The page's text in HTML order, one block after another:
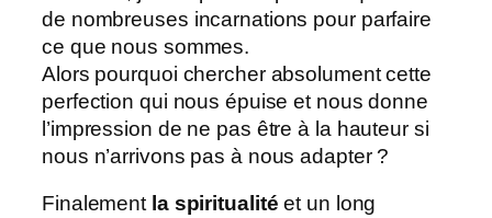
de nombreuses incarnations pour parfaire
ce que nous sommes.
Alors pourquoi chercher absolument cette
perfection qui nous épuise et nous donne
l’impression de ne pas être à la hauteur si
nous n’arrivons pas à nous adapter ?
Finalement la spiritualité et un long